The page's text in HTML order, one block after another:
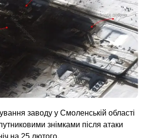
заводу у Смоленській області
знімками після атаки
на 25 лютого.